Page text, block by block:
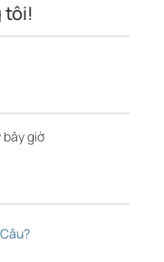
tôi!
bây giờ